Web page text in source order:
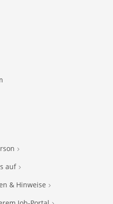
auf
& Hinweise